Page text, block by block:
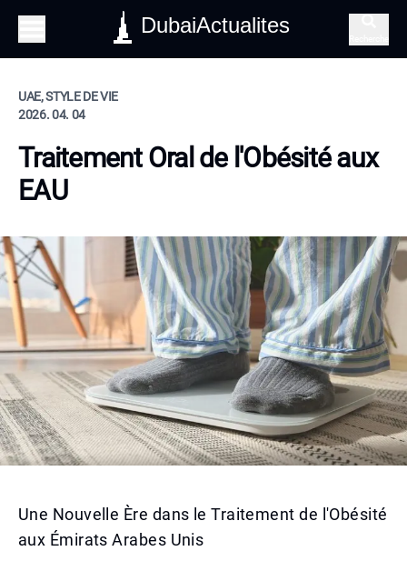
DubaiActualites
UAE, STYLE DE VIE
2026. 04. 04
Traitement Oral de l'Obésité aux
EAU
Une Nouvelle Ère dans le Traitement de l'Obésité
aux Émirats Arabes Unis